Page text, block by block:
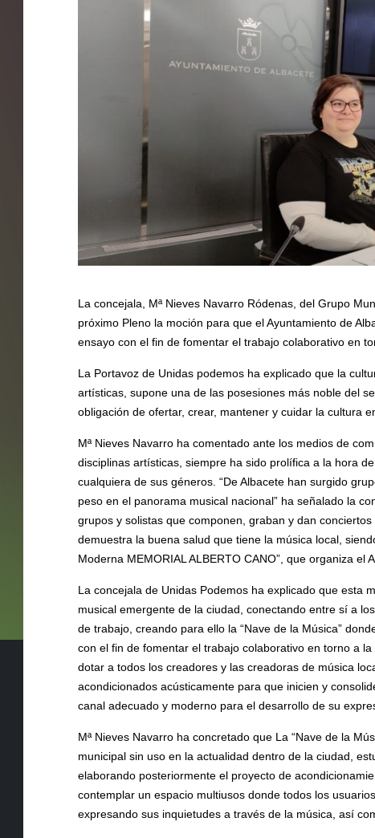
La concejala, Mª Nieves Navarro Ródenas, del Grupo
próximo Pleno la moción para que el Ayuntamiento de
ensayo con el fin de fomentar el trabajo colaborativo en
La Portavoz de Unidas podemos ha explicado que la
artísticas, supone una de las posesiones más noble del
obligación de ofertar, crear, mantener y cuidar la cultura
Mª Nieves Navarro ha comentado ante los medios de
disciplinas artísticas, siempre ha sido prolífica a la hora
cualquiera de sus géneros. “De Albacete han surgido
peso en el panorama musical nacional” ha señalado la
grupos y solistas que componen, graban y dan
demuestra la buena salud que tiene la música local,
Moderna MEMORIAL ALBERTO CANO”, que organiza el
La concejala de Unidas Podemos ha explicado que esta
musical emergente de la ciudad, conectando entre sí a
de trabajo, creando para ello la “Nave de la Música”
con el fin de fomentar el trabajo colaborativo en torno a
dotar a todos los creadores y las creadoras de música
acondicionados acústicamente para que inicien y
canal adecuado y moderno para el desarrollo de su
Mª Nieves Navarro ha concretado que La “Nave de la
municipal sin uso en la actualidad dentro de la ciudad,
elaborando posteriormente el proyecto de
contemplar un espacio multiusos donde todos los
expresando sus inquietudes a través de la música, así